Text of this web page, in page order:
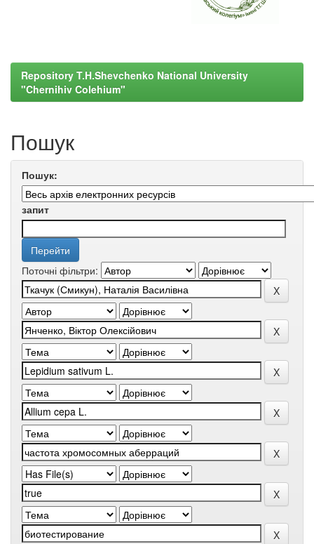
Repository T.H.Shevchenko National University
"Chernihiv Colehium"
Пошук
Пошук:
запит
Поточні фільтри: